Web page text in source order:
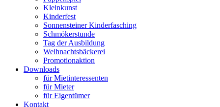
Kleinkunst
Kinderfest
Sonnensteiner Kinderfasching
Schmökerstunde
Tag der Ausbildung
Weihnachtsbäckerei
Promotionaktion
Downloads
für Mietinteressenten
für Mieter
für Eigentümer
Kontakt